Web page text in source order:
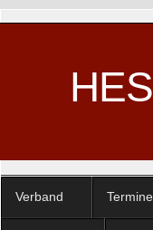
Verband Termine